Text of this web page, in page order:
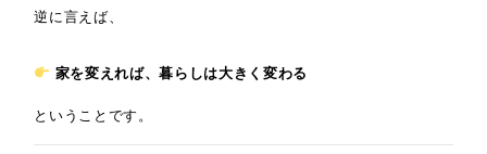
逆に言えば、
家を変えれば、暮らしは大きく変わる
ということです。